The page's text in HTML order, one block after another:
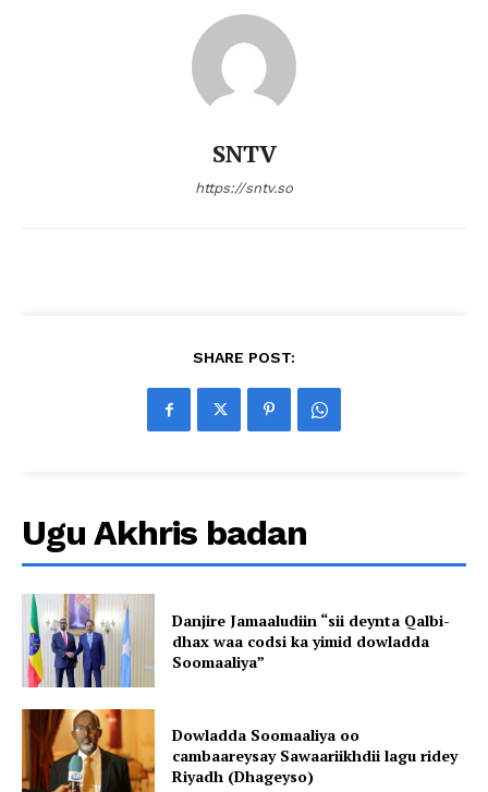
SNTV
https://sntv.so
SHARE POST:
Ugu Akhris badan
Danjire Jamaaludiin “sii deynta Qalbi-
dhax waa codsi ka yimid dowladda
Soomaaliya”
Dowladda Soomaaliya oo
cambaareysay Sawaariikhdii lagu ridey
Riyadh (Dhageyso)